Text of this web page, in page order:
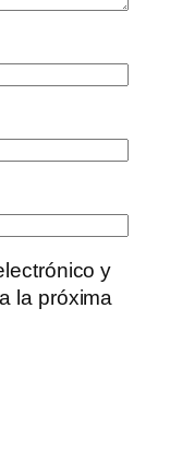
y
la próxima